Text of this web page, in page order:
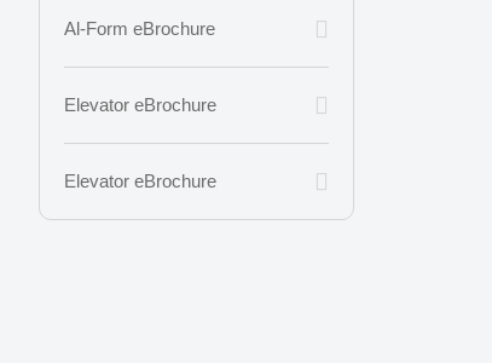
Al-Form eBrochure
Elevator eBrochure
Elevator eBrochure